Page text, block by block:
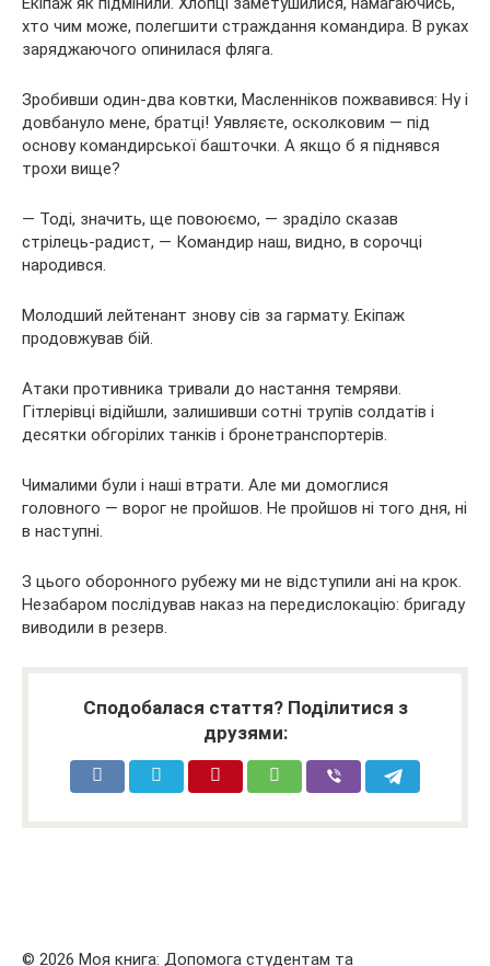
хто чим може, полегшити страждання командира. В руках
заряджаючого опинилася фляга.
Зробивши один-два ковтки, Масленніков пожвавився: Ну і
довбануло мене, братці! Уявляєте, осколковим — під
основу командирської башточки. А якщо б я піднявся
трохи вище?
— Тоді, значить, ще повоюємо, — зраділо сказав
стрілець-радист, — Командир наш, видно, в сорочці
народився.
Молодший лейтенант знову сів за гармату. Екіпаж
продовжував бій.
Атаки противника тривали до настання темряви.
Гітлерівці відійшли, залишивши сотні трупів солдатів і
десятки обгорілих танків і бронетранспортерів.
Чималими були і наші втрати. Але ми домоглися
головного — ворог не пройшов. Не пройшов ні того дня, ні
в наступні.
З цього оборонного рубежу ми не відступили ані на крок.
Незабаром послідував наказ на передислокацію: бригаду
виводили в резерв.
Сподобалася стаття? Поділитися з
друзями:
© 2026 Моя книга: Допомога студентам та